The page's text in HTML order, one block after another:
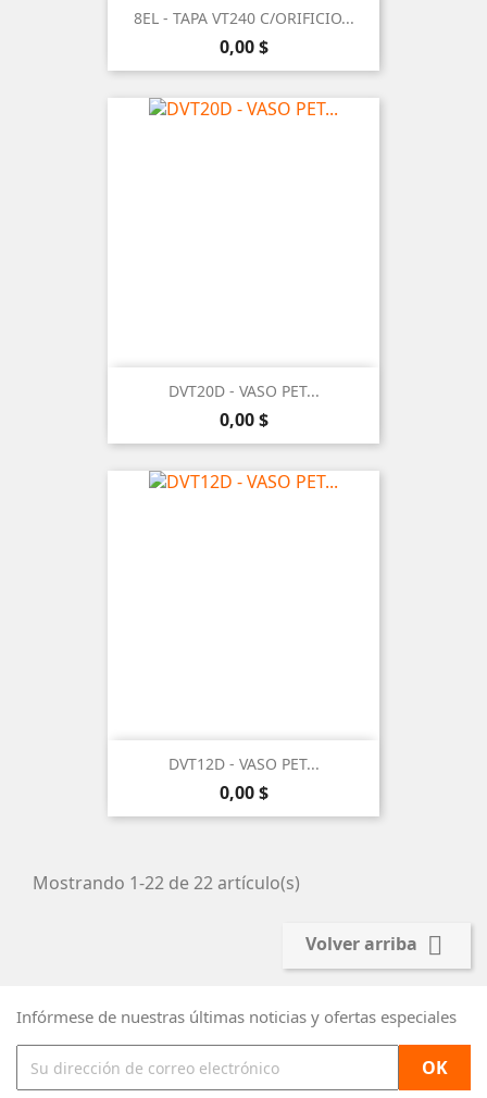
8EL - TAPA VT240 C/ORIFICIO...
Precio
0,00 $
DVT20D - VASO PET...
Precio
0,00 $
DVT12D - VASO PET...
Precio
0,00 $
Mostrando 1-22 de 22 artículo(s)
Volver arriba 
Infórmese de nuestras últimas noticias y ofertas especiales